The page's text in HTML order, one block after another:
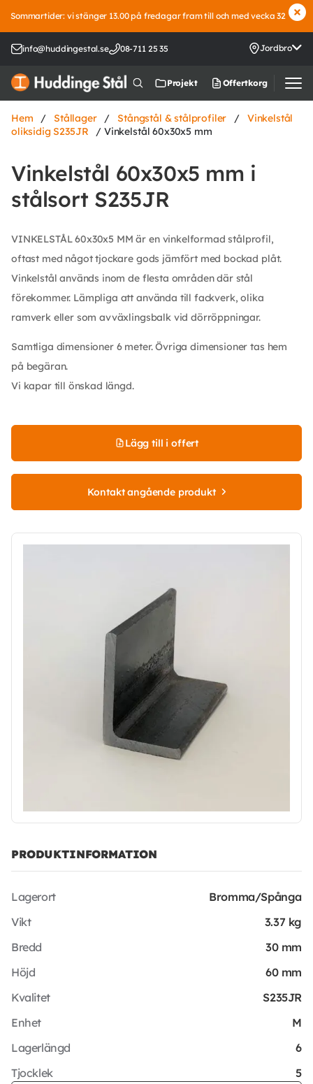
Sommartider: vi stänger 13.00 på fredagar fram till och med vecka 32
info@huddingestal.se 08-711 25 35 Jordbro
Projekt Offertkorg
Hem / Stållager / Stångstål & stålprofiler /
Vinkelstål
oliksidig S235JR
/ Vinkelstål 60x30x5 mm
Vinkelstål 60x30x5 mm i
stålsort S235JR
VINKELSTÅL 60x30x5 MM är en vinkelformad stålprofil,
oftast med något tjockare gods jämfört med bockad plåt.
Vinkelstål används inom de flesta områden där stål
förekommer. Lämpliga att använda till fackverk, olika
ramverk eller som avväxlingsbalk vid dörröppningar.
Samtliga dimensioner 6 meter. Övriga dimensioner tas hem
på begäran.
Vi kapar till önskad längd.
Lägg till i offert
Kontakt angående produkt
PRODUKTINFORMATION
Lagerort
Bromma/Spånga
Vikt
3.37 kg
Bredd
30 mm
Höjd
60 mm
Kvalitet
S235JR
Enhet
M
Lagerlängd
6
Tjocklek
5